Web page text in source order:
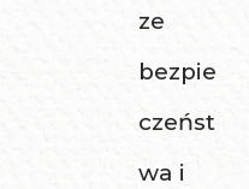
ze
bezpie
czeńst
wa i